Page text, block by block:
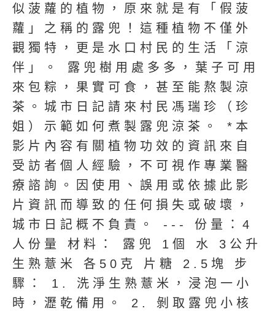
似菠蘿的植物，原來就是有「假菠
蘿」之稱的露兜！這種植物不僅外
觀獨特，更是水口村民的生活「涼
伴」。 露兜樹用處多多，葉子可用
來包粽，果實可食，甚至能熬製涼
茶。城市日記請來村民馮瑞珍（珍
姐）示範如何煮製露兜涼茶。 *本
影片內容有關植物功效的資訊來自
受訪者個人經驗，不可視作專業醫
療諮詢。因使用、誤用或依據此影
片資訊而導致的任何損失或破壞，
城市日記概不負責。 --- 份量：4
人份量 材料： 露兜 1個 水 3公升
生熟薏米 各50克 片糖 2.5塊 步
驟： 1. 洗淨生熟薏米，浸泡一小
時，瀝乾備用。 2. 剝取露兜小核